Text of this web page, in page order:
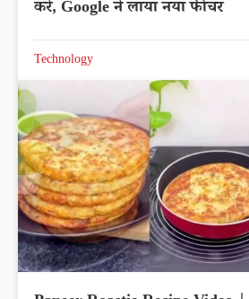
करे, Google ने लाया नया फीचर
Technology